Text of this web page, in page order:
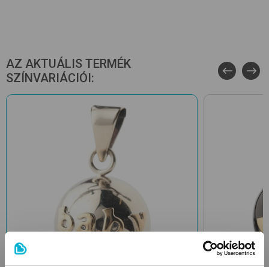
AZ AKTUÁLIS TERMÉK
SZÍNVARIÁCIÓI: